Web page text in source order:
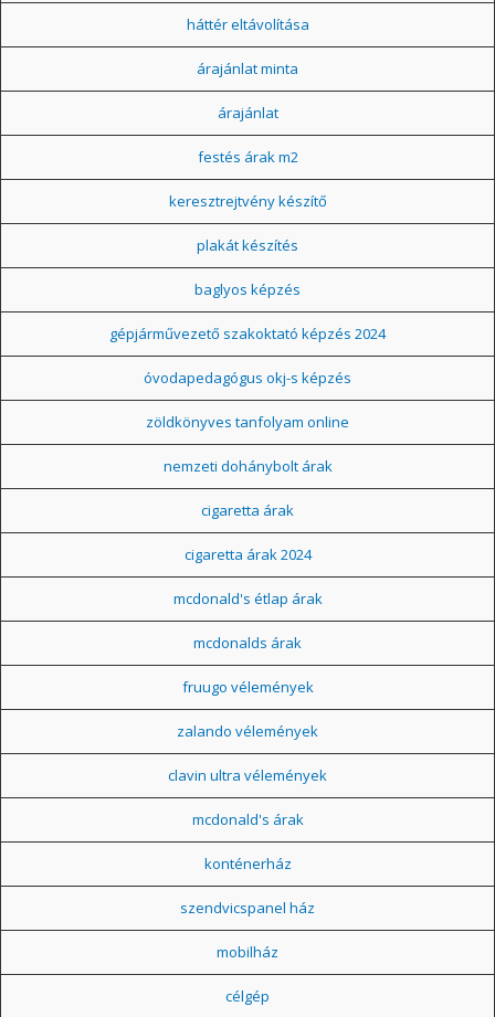
háttér eltávolítása
árajánlat minta
árajánlat
festés árak m2
keresztrejtvény készítő
plakát készítés
baglyos képzés
gépjárművezető szakoktató képzés 2024
óvodapedagógus okj-s képzés
zöldkönyves tanfolyam online
nemzeti dohánybolt árak
cigaretta árak
cigaretta árak 2024
mcdonald's étlap árak
mcdonalds árak
fruugo vélemények
zalando vélemények
clavin ultra vélemények
mcdonald's árak
konténerház
szendvicspanel ház
mobilház
célgép